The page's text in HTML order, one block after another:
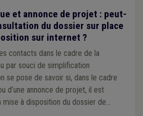
et annonce de projet : peut-
du dossier sur place
sur internet ?
contacts dans le cadre de la
par souci de simplification
se pose de savoir si, dans le cadre
d’une annonce de projet, il est
à disposition du dossier de